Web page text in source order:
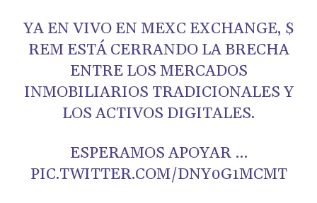
YA EN VIVO EN MEXC EXCHANGE, $
REM ESTÁ CERRANDO LA BRECHA
ENTRE LOS MERCADOS
INMOBILIARIOS TRADICIONALES Y
LOS ACTIVOS DIGITALES.
ESPERAMOS APOYAR …
PIC.TWITTER.COM/DNY0G1MCMT